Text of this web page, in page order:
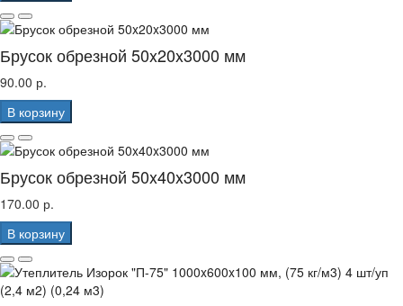
Брусок обрезной 50x20x3000 мм
90.00 р.
В корзину
Брусок обрезной 50x40x3000 мм
170.00 р.
В корзину